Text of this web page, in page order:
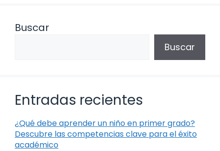
Buscar
Buscar
Entradas recientes
¿Qué debe aprender un niño en primer grado?
Descubre las competencias clave para el éxito
académico